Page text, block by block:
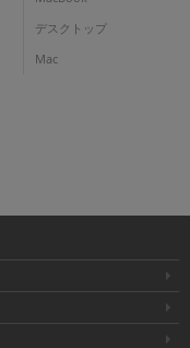
デスクトップ
Mac